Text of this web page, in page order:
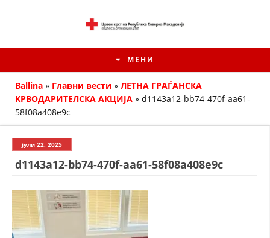
МЕНИ
ИСТОРИЈАТ НА ЦКРМ
Ballina » Главни вести » ЛЕТНА ГРАЃАНСКА
КРВОДАРИТЕЛСКА АКЦИЈА » d1143a12-bb74-470f-aa61-
58f08a408e9c
јули 22, 2025
d1143a12-bb74-470f-aa61-58f08a408e9c